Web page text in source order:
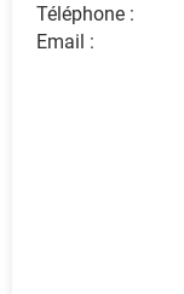
Téléphone :
Email :